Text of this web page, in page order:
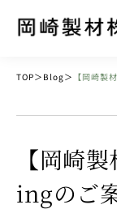
TOP＞ Blog＞ 【岡崎製
【岡崎
ingのご